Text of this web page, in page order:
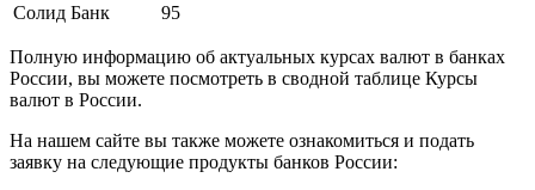
Солид Банк
95
Полную информацию об актуальных курсах валют в банках
России, вы можете посмотреть в сводной таблице Курсы
валют в России.
На нашем сайте вы также можете ознакомиться и подать
заявку на следующие продукты банков России: